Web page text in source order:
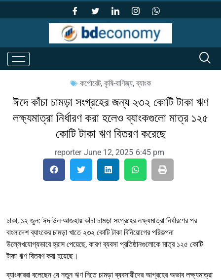
কর্পোরেট, কৃষি-বাণিজ্য,ব্যাংক
ঈদে কাঁচা চামড়া সংগ্রহের জন্য ২৩২ কোটি টাকা ঋণ
লক্ষ্যমাত্রা নির্ধারণ করা হলেও ব্যাংকগুলো মাত্র ১২৫
কোটি টাকা ঋণ বিতরণ করেছে
reporter June 12, 2025 6:45 pm
ঢাকা, ১২ জুন: ঈদ-উল-আজহায় কাঁচা চামড়া সংগ্রহের লক্ষ্যমাত্রা নির্ধারণের পর
বাংলাদেশ ব্যাংকের চামড়া খাতে ২৩২ কোটি টাকা বিনিয়োগের পরিকল্পনা
উল্লেখযোগ্যভাবে হ্রাস পেয়েছে, কারণ ব্যবসা প্রতিষ্ঠানগুলোকে মাত্র ১২৫ কোটি
টাকা ঋণ বিতরণ করা হয়েছে।
ব্যাংকাররা বলেছেন যে নতুন ঋণ নিতে চামড়া ব্যবসায়ীদের আগ্রহের অভাব লক্ষ্যমাত্রা